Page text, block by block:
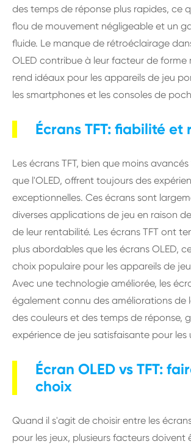
des temps de réponse plus rapides, ce
flou de mouvement négligeable et un
fluide. Le manque de rétroéclairage
OLED contribue à leur facteur de forme
rend idéaux pour les appareils de jeu
les smartphones et les consoles de
Écrans TFT: fiabilité
Les écrans TFT, bien que moins
que l'OLED, offrent toujours des
exceptionnelles. Ces écrans sont
diverses applications de jeu en raison
de leur rentabilité. Les écrans TFT ont
plus abordables que les écrans OLED,
choix populaire pour les appareils de
Avec une technologie améliorée, les
également connu des améliorations de
des couleurs et des temps de réponse,
expérience de jeu satisfaisante pour les
Écran OLED vs TFT:
choix
Quand il s'agit de choisir entre les
pour les jeux, plusieurs facteurs doivent